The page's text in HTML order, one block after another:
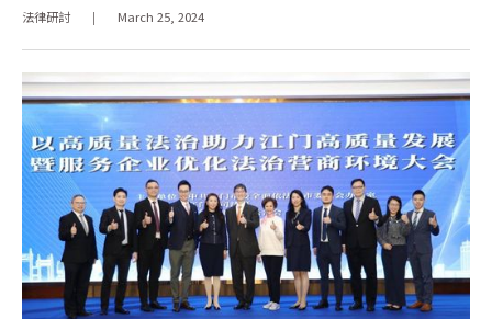
法律研討 | March 25, 2024